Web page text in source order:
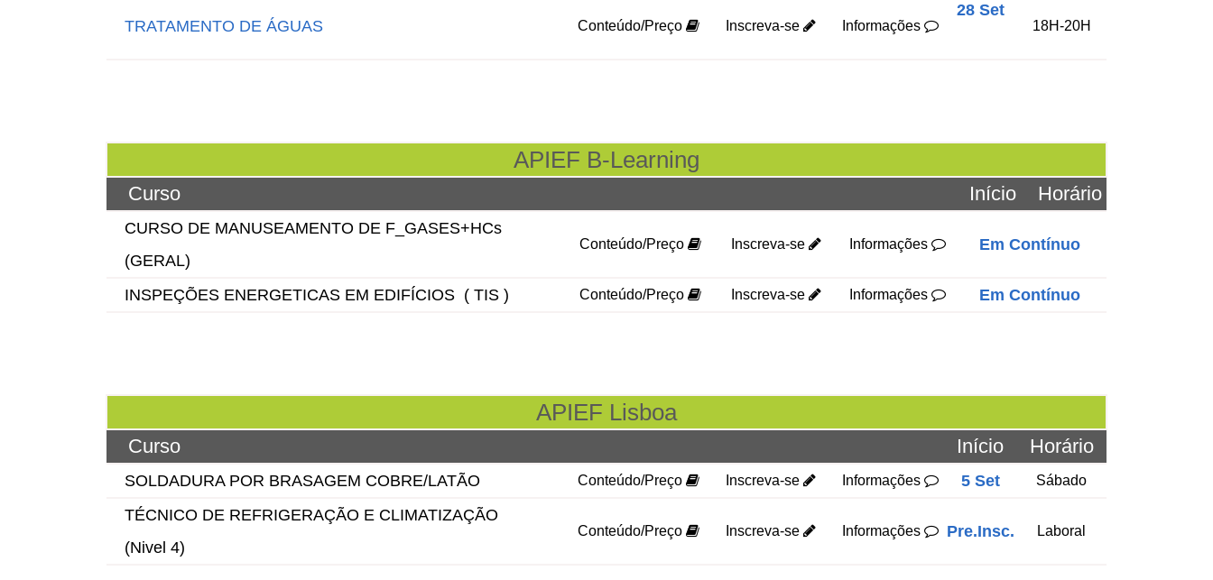
TRATAMENTO DE ÁGUAS Conteúdo/Preço Inscreva-se Informações
28 Set
18H-20H
APIEF B-Learning
Curso Início Horário
CURSO DE MANUSEAMENTO DE F_GASES+HCs
(GERAL)
Conteúdo/Preço Inscreva-se Informações Em Contínuo
INSPEÇÕES ENERGETICAS EM EDIFÍCIOS ( TIS ) Conteúdo/Preço Inscreva-se Informações Em Contínuo
APIEF Lisboa
Curso Início Horário
SOLDADURA POR BRASAGEM COBRE/LATÃO Conteúdo/Preço Inscreva-se Informações 5 Set Sábado
TÉCNICO DE REFRIGERAÇÃO E CLIMATIZAÇÃO
(Nivel 4)
Conteúdo/Preço Inscreva-se Informações Pre.Insc. Laboral